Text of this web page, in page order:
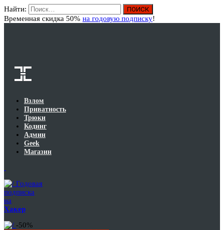
Найти:
Временная скидка 50% на годовую подписку!
Взлом
Приватность
Трюки
Кодинг
Админ
Geek
Магазин
Годовая
подписка
на
Хакер
-50%